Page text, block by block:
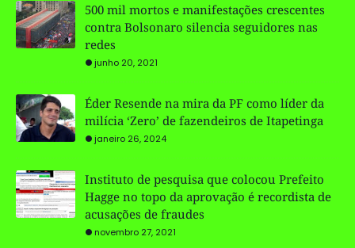
500 mil mortos e manifestações crescentes
contra Bolsonaro silencia seguidores nas
redes
junho 20, 2021
Éder Resende na mira da PF como líder da
milícia ‘Zero’ de fazendeiros de Itapetinga
janeiro 26, 2024
Instituto de pesquisa que colocou Prefeito
Hagge no topo da aprovação é recordista de
acusações de fraudes
novembro 27, 2021